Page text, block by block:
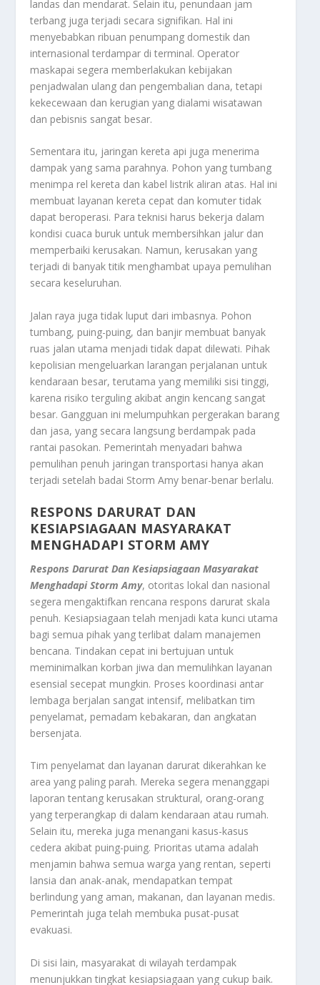
landas dan mendarat. Selain itu, penundaan jam
terbang juga terjadi secara signifikan. Hal ini
menyebabkan ribuan penumpang domestik dan
internasional terdampar di terminal. Operator
maskapai segera memberlakukan kebijakan
penjadwalan ulang dan pengembalian dana, tetapi
kekecewaan dan kerugian yang dialami wisatawan
dan pebisnis sangat besar.
Sementara itu, jaringan kereta api juga menerima
dampak yang sama parahnya. Pohon yang tumbang
menimpa rel kereta dan kabel listrik aliran atas. Hal ini
membuat layanan kereta cepat dan komuter tidak
dapat beroperasi. Para teknisi harus bekerja dalam
kondisi cuaca buruk untuk membersihkan jalur dan
memperbaiki kerusakan. Namun, kerusakan yang
terjadi di banyak titik menghambat upaya pemulihan
secara keseluruhan.
Jalan raya juga tidak luput dari imbasnya. Pohon
tumbang, puing-puing, dan banjir membuat banyak
ruas jalan utama menjadi tidak dapat dilewati. Pihak
kepolisian mengeluarkan larangan perjalanan untuk
kendaraan besar, terutama yang memiliki sisi tinggi,
karena risiko terguling akibat angin kencang sangat
besar. Gangguan ini melumpuhkan pergerakan barang
dan jasa, yang secara langsung berdampak pada
rantai pasokan. Pemerintah menyadari bahwa
pemulihan penuh jaringan transportasi hanya akan
terjadi setelah badai Storm Amy benar-benar berlalu.
RESPONS DARURAT DAN
KESIAPSIAGAAN MASYARAKAT
MENGHADAPI STORM AMY
Respons Darurat Dan Kesiapsiagaan Masyarakat
Menghadapi Storm Amy, otoritas lokal dan nasional
segera mengaktifkan rencana respons darurat skala
penuh. Kesiapsiagaan telah menjadi kata kunci utama
bagi semua pihak yang terlibat dalam manajemen
bencana. Tindakan cepat ini bertujuan untuk
meminimalkan korban jiwa dan memulihkan layanan
esensial secepat mungkin. Proses koordinasi antar
lembaga berjalan sangat intensif, melibatkan tim
penyelamat, pemadam kebakaran, dan angkatan
bersenjata.
Tim penyelamat dan layanan darurat dikerahkan ke
area yang paling parah. Mereka segera menanggapi
laporan tentang kerusakan struktural, orang-orang
yang terperangkap di dalam kendaraan atau rumah.
Selain itu, mereka juga menangani kasus-kasus
cedera akibat puing-puing. Prioritas utama adalah
menjamin bahwa semua warga yang rentan, seperti
lansia dan anak-anak, mendapatkan tempat
berlindung yang aman, makanan, dan layanan medis.
Pemerintah juga telah membuka pusat-pusat
evakuasi.
Di sisi lain, masyarakat di wilayah terdampak
menunjukkan tingkat kesiapsiagaan yang cukup baik.